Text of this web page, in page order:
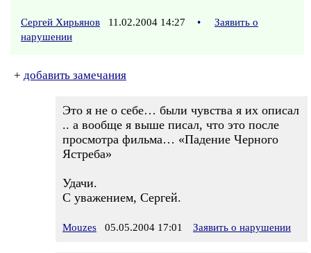
Сергей Хирьянов 11.02.2004 14:27 •
Заявить о
нарушении
+ добавить замечания
Это я не о себе… были чувства я их описал
.. а вообще я выше писал, что это после
просмотра фильма… «Падение Черного
Ястреба»
Удачи.
С уважением, Сергей.
Mouzes 05.05.2004 17:01 Заявить о нарушении